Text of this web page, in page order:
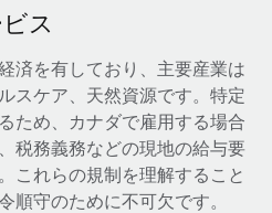
イアンスの専門サポート
ク
ンプルに
の可能性を検討する
リース予定
ンサルティング
る
ス
済を有しており、主要産業は
スケア、天然資源です。特定
ため、カナダで雇用する場合
税務義務などの現地の給与要
これらの規制を理解すること
順守のために不可欠です。